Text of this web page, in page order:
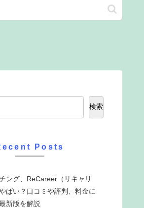
検索
Posts
ング、ReCareer（リキャリ
ばい？口コミや評判、料金に
新版を解説